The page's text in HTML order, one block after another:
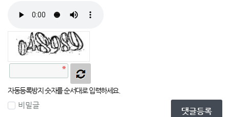
자동등록방지 숫자를 순서대로 입력하세요.
비밀글
댓글등록